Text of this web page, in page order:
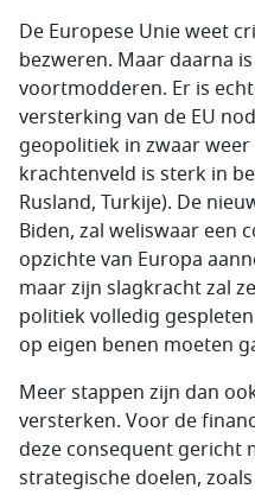
De Europese Unie weet
bezweren. Maar daarna
voortmodderen. Er is
versterking van de EU
geopolitiek in zwaar
krachtenveld is sterk in
Rusland, Turkije). De
Biden, zal weliswaar een
opzichte van Europa
maar zijn slagkracht zal
politiek volledig
op eigen benen moeten
Meer stappen zijn dan
versterken. Voor de
deze consequent gericht
strategische doelen,